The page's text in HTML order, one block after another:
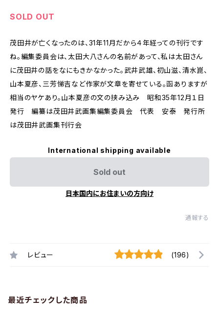
SOLD OUT
茂田井が亡くなったのは、31年11月だから４年経っての刊行です
ね。編集委員会は、太田大八さんの名前があって、私は太田さん
に茂田井の話をなにもきかなかった。武井武雄、初山滋、清水崑、
山本夏彦、三芳悌吉など作家が文章を寄せている。函ありますが
相当のヤケあり。山本夏彦の文の挟み込み 昭和35年12月１日
発行 編纂は茂田井武画集編集委員会 代表 安泰 発行所
は茂田井武画集刊行会
International shipping available
Sold out
日本国内にお住まいの方向け
通報する
レビュー (196)
最近チェックした商品